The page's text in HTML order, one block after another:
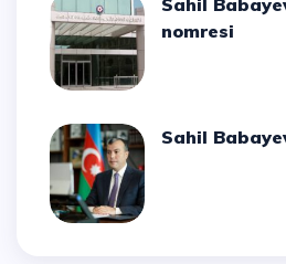
Sahil Babayevin elaqe
nomresi
Sahil